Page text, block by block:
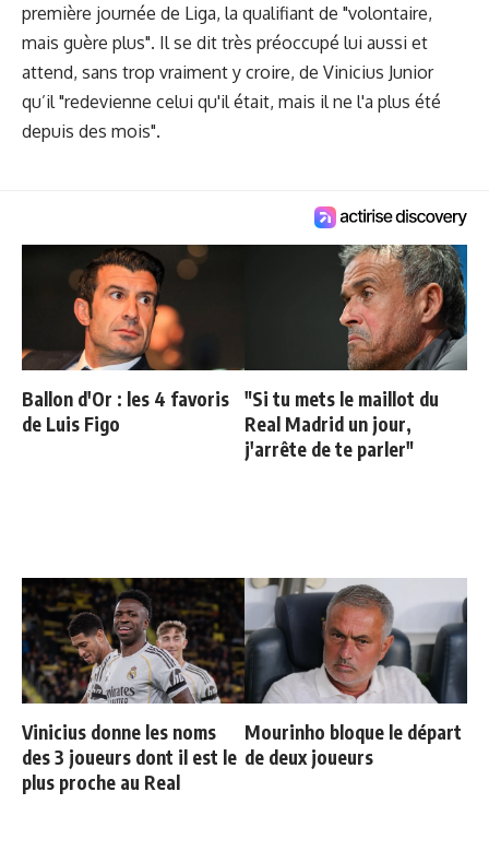
première journée de Liga, la qualifiant de "volontaire,
mais guère plus". Il se dit très préoccupé lui aussi et
attend, sans trop vraiment y croire, de Vinicius Junior
qu’il "redevienne celui qu'il était, mais il ne l'a plus été
depuis des mois".
Ballon d'Or : les 4 favoris
de Luis Figo
"Si tu mets le maillot du
Real Madrid un jour,
j'arrête de te parler"
Vinicius donne les noms
des 3 joueurs dont il est le
plus proche au Real
Mourinho bloque le départ
de deux joueurs